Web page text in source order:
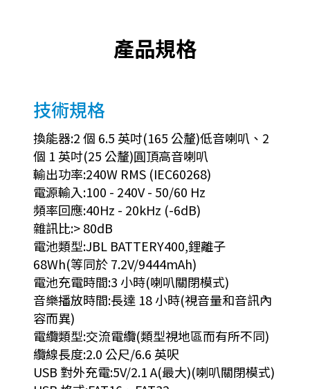
產品規格
技術規格
換能器:2 個 6.5 英吋(165 公釐)低音喇叭、2
個 1 英吋(25 公釐)圓頂高音喇叭
輸出功率:240W RMS (IEC60268)
電源輸入:100 - 240V - 50/60 Hz
頻率回應:40Hz - 20kHz (-6dB)
雜訊比:> 80dB
電池類型:JBL BATTERY400,鋰離子
68Wh(等同於 7.2V/9444mAh)
電池充電時間:3 小時(喇叭關閉模式)
音樂播放時間:長達 18 小時(視音量和音訊內
容而異)
電纜類型:交流電纜(類型視地區而有所不同)
纜線長度:2.0 公尺/6.6 英呎
USB 對外充電:5V/2.1 A(最大)(喇叭關閉模式)